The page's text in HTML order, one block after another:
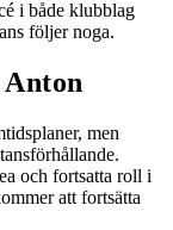
i både klubblag
följer noga.
men
och fortsatta roll i
att fortsätta